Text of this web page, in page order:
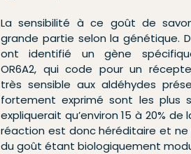
La sensibilité à ce goût de
grande partie selon la génétique.
ont identifié un gène
OR6A2, qui code pour un
très sensible aux aldéhydes
fortement exprimé sont les plus
expliquerait qu’environ 15 à 20%
réaction est donc héréditaire et ne
du goût étant biologiquement